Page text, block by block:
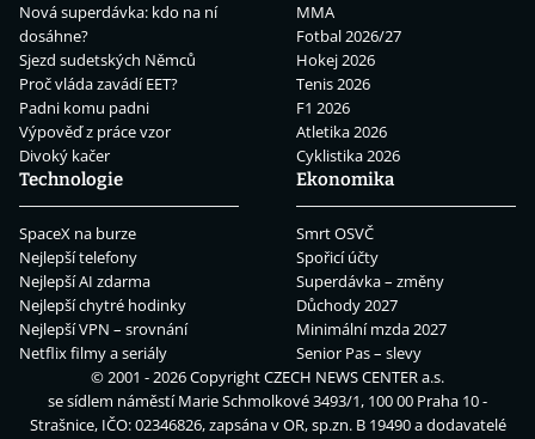
Nová superdávka: kdo na ní
dosáhne?
Sjezd sudetských Němců
Proč vláda zavádí EET?
Padni komu padni
Výpověď z práce vzor
Divoký kačer
MMA
Fotbal 2026/27
Hokej 2026
Tenis 2026
F1 2026
Atletika 2026
Cyklistika 2026
Technologie
SpaceX na burze
Nejlepší telefony
Nejlepší AI zdarma
Nejlepší chytré hodinky
Nejlepší VPN – srovnání
Netflix filmy a seriály
Ekonomika
Smrt OSVČ
Spořicí účty
Superdávka – změny
Důchody 2027
Minimální mzda 2027
Senior Pas – slevy
© 2001 - 2026 CopyrightCZECH NEWS CENTER a.s.
se sídlem náměstí Marie Schmolkové 3493/1, 100 00 Praha 10 -
Strašnice, IČO: 02346826, zapsána v OR, sp.zn. B 19490 a dodavatelé